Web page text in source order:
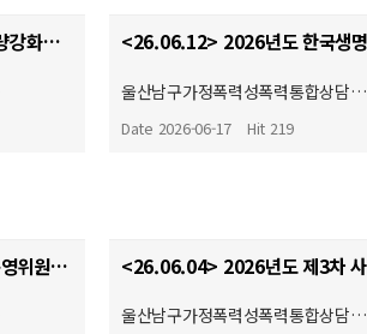
<26.06.15> 중독질환실무자 역량강화교육
울산남구가정폭력성폭력통합상담…
Date 2026-06-17 Hit 219
<26.06.04> 2026년도 제2차 운영위원회
울산남구가정폭력성폭력통합상담…